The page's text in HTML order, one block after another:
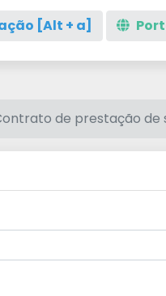
[Alt + a]
de prestação de